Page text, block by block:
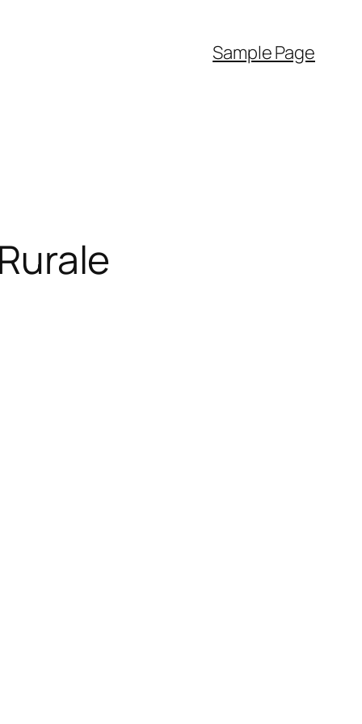
Sample Page